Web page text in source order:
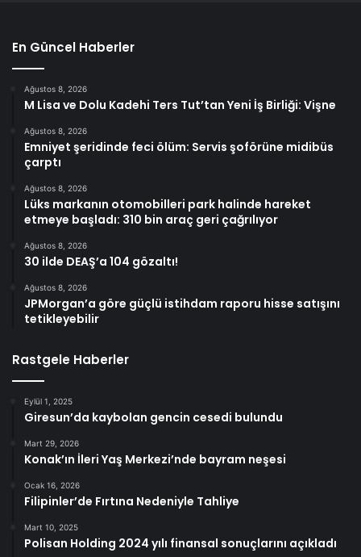
En Güncel Haberler
Ağustos 8, 2026
M Lisa ve Dolu Kadehi Ters Tut’tan Yeni İş Birliği: Vişne
Ağustos 8, 2026
Emniyet şeridinde feci ölüm: Servis şoförüne midibüs
çarptı
Ağustos 8, 2026
Lüks markanın otomobilleri park halinde hareket
etmeye başladı: 310 bin araç geri çağrılıyor
Ağustos 8, 2026
30 ilde DEAŞ’a 104 gözaltı!
Ağustos 8, 2026
JPMorgan’a göre güçlü istihdam raporu hisse satışını
tetikleyebilir
Rastgele Haberler
Eylül 1, 2025
Giresun’da kaybolan gencin cesedi bulundu
Mart 29, 2026
Konak’ın İleri Yaş Merkezi’nde bayram neşesi
Ocak 16, 2026
Filipinler’de Fırtına Nedeniyle Tahliye
Mart 10, 2025
Polisan Holding 2024 yılı finansal sonuçlarını açıkladı